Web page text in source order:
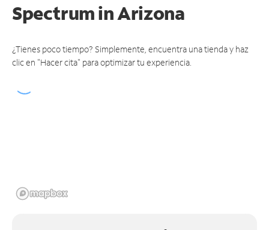
Spectrumin Arizona
¿Tienes poco tiempo? Simplemente, encuentra una tienda y haz
clic en "Hacer cita" para optimizar tu experiencia.